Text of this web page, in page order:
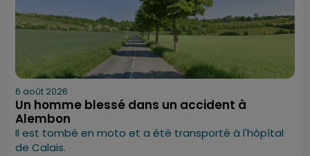
6 août 2026
Un homme blessé dans un accident à
Alembon
Il est tombé en moto et a été transporté à l'hôpîtal
de Calais.